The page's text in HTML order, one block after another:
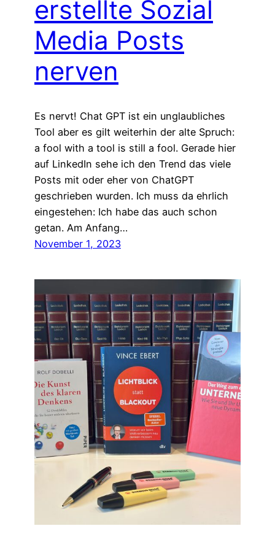
erstellte Sozial
Media Posts
nerven
Es nervt! Chat GPT ist ein unglaubliches
Tool aber es gilt weiterhin der alte Spruch:
a fool with a tool is still a fool. Gerade hier
auf LinkedIn sehe ich den Trend das viele
Posts mit oder eher von ChatGPT
geschrieben wurden. Ich muss da ehrlich
eingestehen: Ich habe das auch schon
getan. Am Anfang…
November 1, 2023